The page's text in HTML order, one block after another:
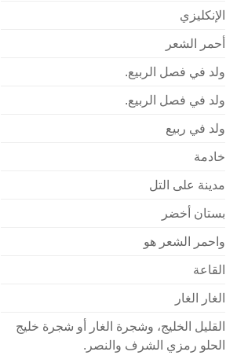
الإنكليزي
أحمر الشعر
ولد في فصل الربيع.
ولد في فصل الربيع.
ولد في ربيع
خادمة
مدينة على التل
بستان أخضر
واحمر الشعر هو
القاعة
الغار الغار
القليل الخليج، وشجرة الغار أو شجرة خليج
الحلو رمزي الشرف والنصر.